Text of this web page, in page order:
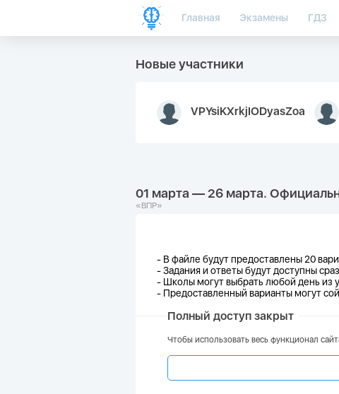
Главная Экзамены ГДЗ
Новые участники
VPYsiKXrkjIODyasZoa
01 марта — 26 марта.
«ВПР»
- В файле будут предоставлены 20
-Задания и ответы будут доступны
- Школы могут выбрать любой день из
- Предоставленный варианты могут
Полный доступ закрыт
Чтобы использовать весь функционал